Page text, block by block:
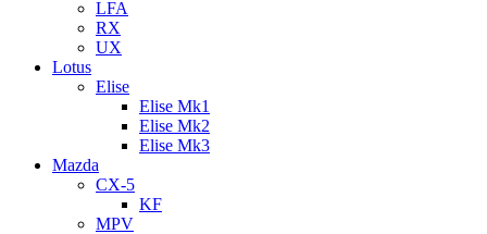
LFA
RX
UX
Lotus
Elise
Elise Mk1
Elise Mk2
Elise Mk3
Mazda
CX-5
KF
MPV